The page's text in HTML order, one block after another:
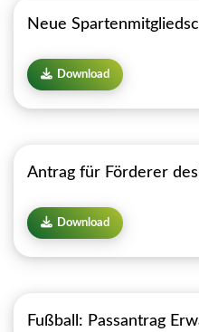
Neue
Download
Antrag für Förderer
Download
Fußball: Passantrag